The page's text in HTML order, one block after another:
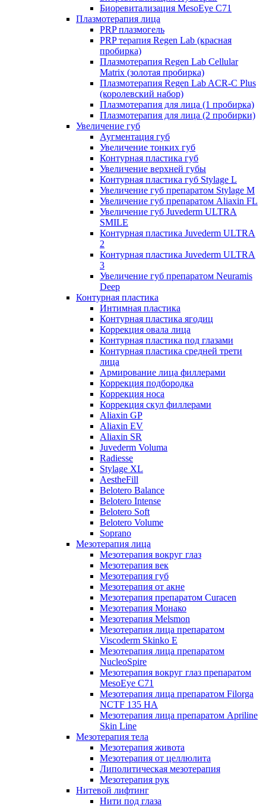
Биоревитализация MesoEye C71
Плазмотерапия лица
PRP плазмогель
PRP терапия Regen Lab (красная
пробирка)
Плазмотерапия Regen Lab Cellular
Matrix (золотая пробирка)
Плазмотерапия Regen Lab ACR-C Plus
(королевский набор)
Плазмотерапия для лица (1 пробирка)
Плазмотерапия для лица (2 пробирки)
Увеличение губ
Аугментация губ
Увеличение тонких губ
Контурная пластика губ
Увеличение верхней губы
Контурная пластика губ Stylage L
Увеличение губ препаратом Stylage M
Увеличение губ препаратом Aliaxin FL
Увеличение губ Juvederm ULTRA
SMILE
Контурная пластика Juvederm ULTRA
2
Контурная пластика Juvederm ULTRA
3
Увеличение губ препаратом Neuramis
Deep
Контурная пластика
Интимная пластика
Контурная пластика ягодиц
Коррекция овала лица
Контурная пластика под глазами
Контурная пластика средней трети
лица
Армирование лица филлерами
Коррекция подбородка
Коррекция носа
Коррекция скул филлерами
Aliaxin GP
Aliaxin EV
Aliaxin SR
Juvederm Voluma
Radiesse
Stylage XL
AestheFill
Belotero Balance
Belotero Intense
Belotero Soft
Belotero Volume
Soprano
Мезотерапия лица
Мезотерапия вокруг глаз
Мезотерапия век
Мезотерапия губ
Мезотерапия от акне
Мезотерапия препаратом Curacen
Мезотерапия Монако
Мезотерапия Melsmon
Мезотерапия лица препаратом
Viscoderm Skinko E
Мезотерапия лица препаратом
NucleoSpire
Мезотерапия вокруг глаз препаратом
MesoEye С71
Мезотерапия лица препаратом Filorga
NCTF 135 HA
Мезотерапия лица препаратом Apriline
Skin Line
Мезотерапия тела
Мезотерапия живота
Мезотерапия от целлюлита
Липолитическая мезотерапия
Мезотерапия рук
Нитевой лифтинг
Нити под глаза